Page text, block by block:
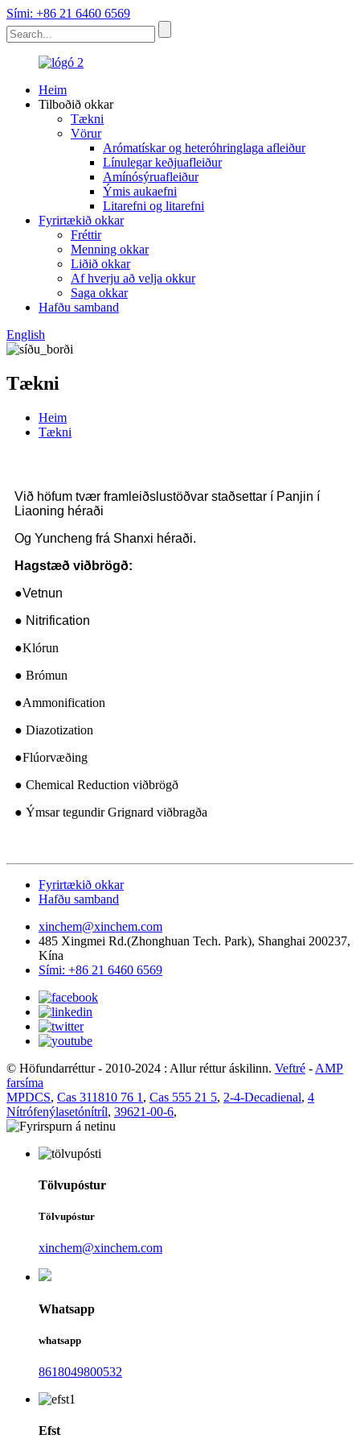
Sími: +86 21 6460 6569
Heim
Tilboðið okkar
Tækni
Vörur
Arómatískar og heteróhringlaga afleiður
Línulegar keðjuafleiður
Amínósýruafleiður
Ýmis aukaefni
Litarefni og litarefni
Fyrirtækið okkar
Fréttir
Menning okkar
Liðið okkar
Af hverju að velja okkur
Saga okkar
Hafðu samband
English
Tækni
Heim
Tækni
Við höfum tvær framleiðslustöðvar staðsettar í Panjin í
Liaoning héraði
Og Yuncheng frá Shanxi héraði.
Hagstæð viðbrögð:
●Vetnun
● Nitrification
●Klórun
● Brómun
●Ammonification
● Diazotization
●Flúorvæðing
● Chemical Reduction viðbrögð
● Ýmsar tegundir Grignard viðbragða
Fyrirtækið okkar
Hafðu samband
xinchem@xinchem.com
485 Xingmei Rd.(Zhonghuan Tech. Park), Shanghai 200237,
Kína
Sími: +86 21 6460 6569
© Höfundarréttur - 2010-2024 : Allur réttur áskilinn. Veftré - AMP
farsíma
MPDCS, Cas 311810 76 1 , Cas 555 21 5, 2-4-Decadienal, 4
Nítrófenýlasetónítríl, 39621-00-6,
Tölvupóstur
Tölvupóstur
xinchem@xinchem.com
Whatsapp
whatsapp
8618049800532
Efst